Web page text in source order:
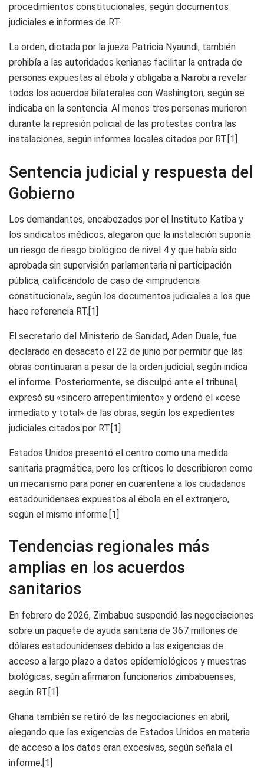
procedimientos constitucionales, según documentos
judiciales e informes de RT.
La orden, dictada por la jueza Patricia Nyaundi, también
prohibía a las autoridades kenianas facilitar la entrada de
personas expuestas al ébola y obligaba a Nairobi a revelar
todos los acuerdos bilaterales con Washington, según se
indicaba en la sentencia. Al menos tres personas murieron
durante la represión policial de las protestas contra las
instalaciones, según informes locales citados por RT.[1]
Sentencia judicial y respuesta del
Gobierno
Los demandantes, encabezados por el Instituto Katiba y
los sindicatos médicos, alegaron que la instalación suponía
un riesgo de riesgo biológico de nivel 4 y que había sido
aprobada sin supervisión parlamentaria ni participación
pública, calificándolo de caso de «imprudencia
constitucional», según los documentos judiciales a los que
hace referencia RT.[1]
El secretario del Ministerio de Sanidad, Aden Duale, fue
declarado en desacato el 22 de junio por permitir que las
obras continuaran a pesar de la orden judicial, según indica
el informe. Posteriormente, se disculpó ante el tribunal,
expresó su «sincero arrepentimiento» y ordenó el «cese
inmediato y total» de las obras, según los expedientes
judiciales citados por RT.[1]
Estados Unidos presentó el centro como una medida
sanitaria pragmática, pero los críticos lo describieron como
un mecanismo para poner en cuarentena a los ciudadanos
estadounidenses expuestos al ébola en el extranjero,
según el mismo informe.[1]
Tendencias regionales más
amplias en los acuerdos
sanitarios
En febrero de 2026, Zimbabue suspendió las negociaciones
sobre un paquete de ayuda sanitaria de 367 millones de
dólares estadounidenses debido a las exigencias de
acceso a largo plazo a datos epidemiológicos y muestras
biológicas, según afirmaron funcionarios zimbabuenses,
según RT.[1]
Ghana también se retiró de las negociaciones en abril,
alegando que las exigencias de Estados Unidos en materia
de acceso a los datos eran excesivas, según señala el
informe.[1]